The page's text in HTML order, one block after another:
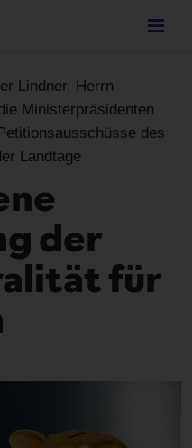
Lindner, Herrn
Ministerpräsidenten
des
Landtage
der
für